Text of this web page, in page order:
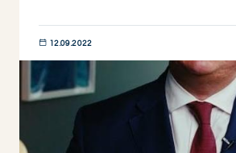
12.09.2022
JETZT ENTDECKEN